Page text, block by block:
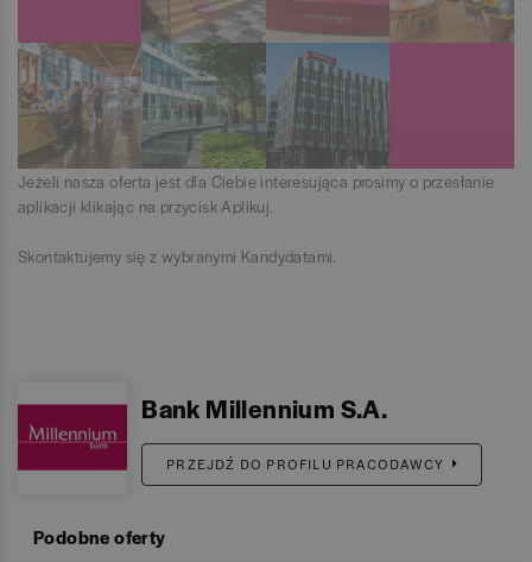
Jeżeli nasza oferta jest dla Ciebie interesująca prosimy o przesłanie
aplikacji klikając na przycisk Aplikuj.
Skontaktujemy się z wybranymi Kandydatami.
Bank Millennium S.A.
PRZEJDŹ DO PROFILU PRACODAWCY
Podobne oferty